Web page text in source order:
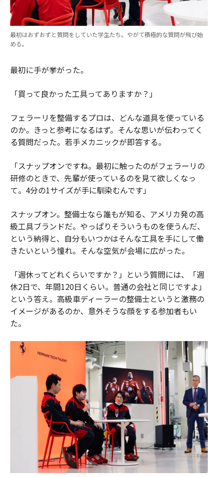
最初はおずおずと質問をしていた学生たち。やがて積極的な質問が飛び始
める。
最初に手が挙がった。
「買って良かった工具ってありますか？」
フェラーリを整備するプロは、どんな道具を使っている
のか。きっと参考になるはず。そんな思いが伝わってく
る質問だった。若手メカニックが即答する。
「スナップオンですね。最初に触ったのがフェラーリの
研修のときで、先輩が使っているのを見て欲しくなっ
て。4分の1サイズが手に馴染むんです」
スナップオン。整備士なら誰もが知る、アメリカ発の高
級工具ブランドだ。やっぱりそういうものを使うんだ、
という納得と、自分もいつかはそんな工具を手にして働
きたいという憧れ。そんな空気が会場に広がった。
「週休ってどれくらいですか？」という質問には、「週
休2日で、年間120日くらい。普通の会社と同じですよ」
という答え。高級車ディーラーの整備士というと激務の
イメージがあるのか、意外そうな顔をする参加者もい
た。